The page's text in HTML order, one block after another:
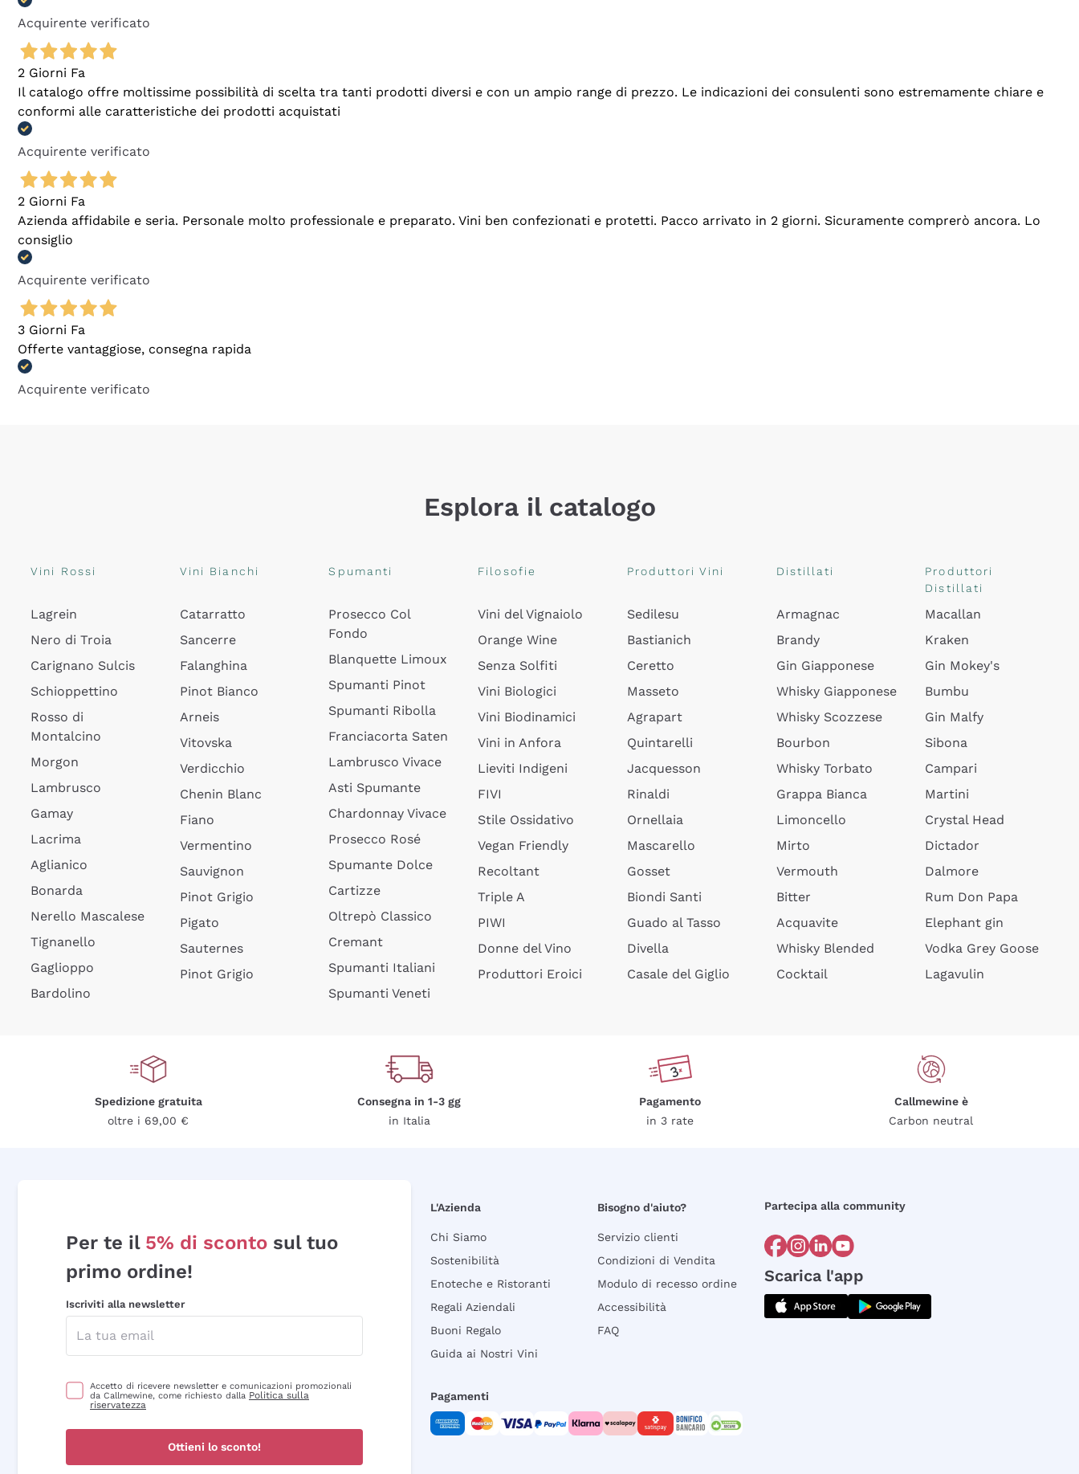
Acquirente verificato
2 Giorni Fa
Il catalogo offre moltissime possibilità di scelta tra tanti prodotti diversi e con un ampio range di prezzo. Le indicazioni dei consulenti sono estremamente chiare e
conformi alle caratteristiche dei prodotti acquistati
Acquirente verificato
2 Giorni Fa
Azienda affidabile e seria. Personale molto professionale e preparato. Vini ben confezionati e protetti. Pacco arrivato in 2 giorni. Sicuramente comprerò ancora. Lo
consiglio
Acquirente verificato
3 Giorni Fa
Offerte vantaggiose, consegna rapida
Acquirente verificato
Esplora il catalogo
Vini Rossi
Lagrein
Nero di Troia
Carignano Sulcis
Schioppettino
Rosso di
Montalcino
Morgon
Lambrusco
Gamay
Lacrima
Aglianico
Bonarda
Nerello Mascalese
Tignanello
Gaglioppo
Bardolino
Vini Bianchi
Catarratto
Sancerre
Falanghina
Pinot Bianco
Arneis
Vitovska
Verdicchio
Chenin Blanc
Fiano
Vermentino
Sauvignon
Pinot Grigio
Pigato
Sauternes
Pinot Grigio
Spumanti
Prosecco Col
Fondo
Blanquette Limoux
Spumanti Pinot
Spumanti Ribolla
Franciacorta Saten
Lambrusco Vivace
Asti Spumante
Chardonnay Vivace
Prosecco Rosé
Spumante Dolce
Cartizze
Oltrepò Classico
Cremant
Spumanti Italiani
Spumanti Veneti
Filosofie
Vini del Vignaiolo
Orange Wine
Senza Solfiti
Vini Biologici
Vini Biodinamici
Vini in Anfora
Lieviti Indigeni
FIVI
Stile Ossidativo
Vegan Friendly
Recoltant
Triple A
PIWI
Donne del Vino
Produttori Eroici
Produttori Vini
Sedilesu
Bastianich
Ceretto
Masseto
Agrapart
Quintarelli
Jacquesson
Rinaldi
Ornellaia
Mascarello
Gosset
Biondi Santi
Guado al Tasso
Divella
Casale del Giglio
Distillati
Armagnac
Brandy
Gin Giapponese
Whisky Giapponese
Whisky Scozzese
Bourbon
Whisky Torbato
Grappa Bianca
Limoncello
Mirto
Vermouth
Bitter
Acquavite
Whisky Blended
Cocktail
Produttori
Distillati
Macallan
Kraken
Gin Mokey's
Bumbu
Gin Malfy
Sibona
Campari
Martini
Crystal Head
Dictador
Dalmore
Rum Don Papa
Elephant gin
Vodka Grey Goose
Lagavulin
Spedizione gratuita
oltre i 69,00 €
Consegna in 1-3 gg
in Italia
Pagamento
in 3 rate
Callmewine è
Carbon neutral
Per te il 5% di sconto sul tuo
primo ordine!
Iscriviti alla newsletter
Accetto di ricevere newsletter e comunicazioni promozionali
da Callmewine, come richiesto dalla Politica sulla
riservatezza
Ottieni lo sconto!
L'Azienda
Chi Siamo
Sostenibilità
Enoteche e Ristoranti
Regali Aziendali
Buoni Regalo
Guida ai Nostri Vini
Bisogno d'aiuto?
Servizio clienti
Condizioni di Vendita
Modulo di recesso ordine
Accessibilità
FAQ
Partecipa alla community
Scarica l'app
Pagamenti